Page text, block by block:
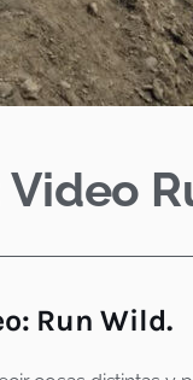
Video
Run Wild.